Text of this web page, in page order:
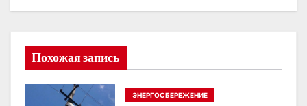
и
я
пПохожая запись
ЭНЕРГОСБЕРЕЖЕНИЕ